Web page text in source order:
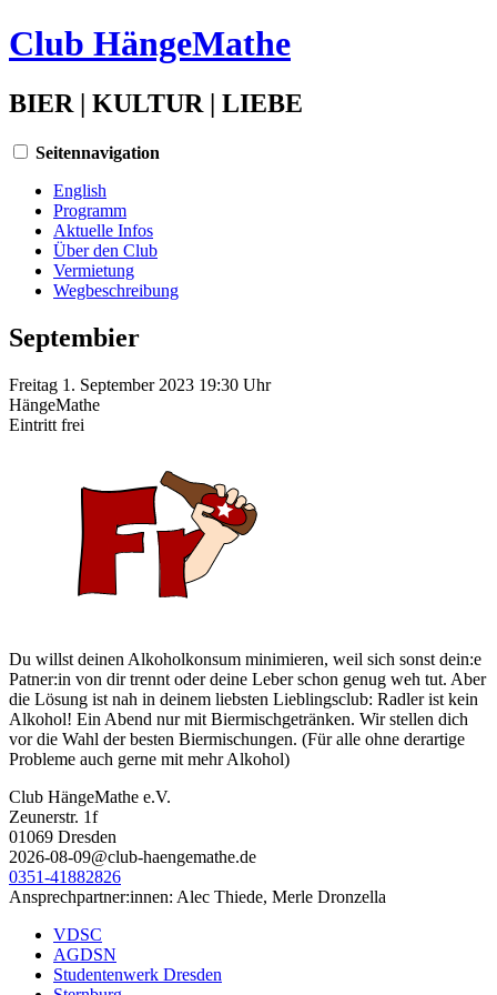
Club HängeMathe
BIER | KULTUR | LIEBE
Seitennavigation
English
Programm
Aktuelle Infos
Über den Club
Vermietung
Wegbeschreibung
Septembier
Freitag 1. September 2023 19:30 Uhr
HängeMathe
Eintritt frei
Du willst deinen Alkoholkonsum minimieren, weil sich sonst dein:e
Patner:in von dir trennt oder deine Leber schon genug weh tut. Aber
die Lösung ist nah in deinem liebsten Lieblingsclub: Radler ist kein
Alkohol! Ein Abend nur mit Biermischgetränken. Wir stellen dich
vor die Wahl der besten Biermischungen. (Für alle ohne derartige
Probleme auch gerne mit mehr Alkohol)
Club HängeMathe e.V.
Zeunerstr. 1f
01069 Dresden
2026-08-09@club-haengemathe.de
0351-41882826
Ansprechpartner:innen: Alec Thiede, Merle Dronzella
VDSC
AGDSN
Studentenwerk Dresden